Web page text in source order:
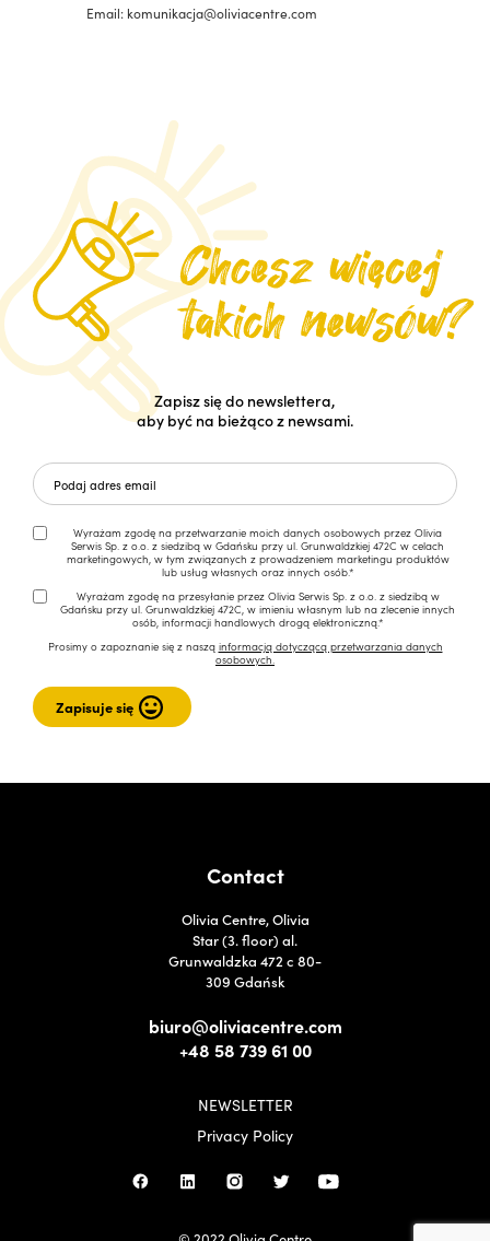
Email: komunikacja@oliviacentre.com
Zapisz się do newslettera,
aby być na bieżąco z newsami.
Wyrażam zgodę na przetwarzanie moich danych osobowych przez Olivia
Serwis Sp. z o.o. z siedzibą w Gdańsku przy ul. Grunwaldzkiej 472C w celach
marketingowych, w tym związanych z prowadzeniem marketingu produktów
lub usług własnych oraz innych osób.*
Wyrażam zgodę na przesyłanie przez Olivia Serwis Sp. z o.o. z siedzibą w
Gdańsku przy ul. Grunwaldzkiej 472C, w imieniu własnym lub na zlecenie innych
osób, informacji handlowych drogą elektroniczną.*
Prosimy o zapoznanie się z naszą informacją dotyczącą przetwarzania danych
osobowych.
Contact
Olivia Centre, Olivia
Star (3. floor) al.
Grunwaldzka 472 c 80-
309 Gdańsk
biuro@oliviacentre.com
+48 58 739 61 00
NEWSLETTER
Privacy Policy